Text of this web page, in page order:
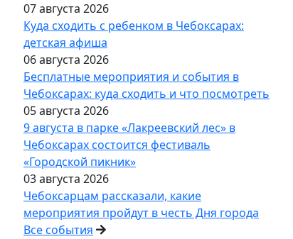
07 августа 2026
Куда сходить с ребенком в Чебоксарах:
детская афиша
06 августа 2026
Бесплатные мероприятия и события в
Чебоксарах: куда сходить и что посмотреть
05 августа 2026
9 августа в парке «Лакреевский лес» в
Чебоксарах состоится фестиваль
«Городской пикник»
03 августа 2026
Чебоксарцам рассказали, какие
мероприятия пройдут в честь Дня города
Все события